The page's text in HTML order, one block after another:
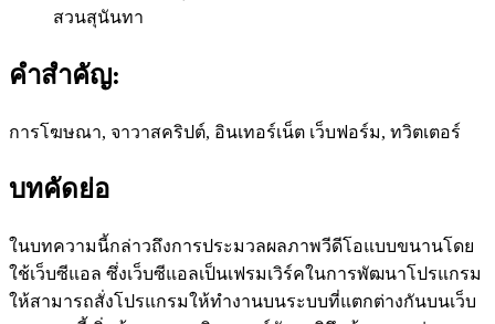
สวนสุนันทา
คำสำคัญ:
การโฆษณา, จาวาสคริปต์, อินเทอร์เน็ต เว็บฟอร์ม, ทวิตเตอร์
บทคัดย่อ
ในบทความนี้กล่าวถึงการประมวลผลภาพวีดีโอแบบขนานโดย
ใช้เว็บซีแอล ซึ่งเว็บซีแอลเป็นเฟรมเวิร์คในการพัฒนาโปรแกรม
ให้สามารถสั่งโปรแกรมให้ทํางานบนระบบที่แตกต่างกันบนเว็บ